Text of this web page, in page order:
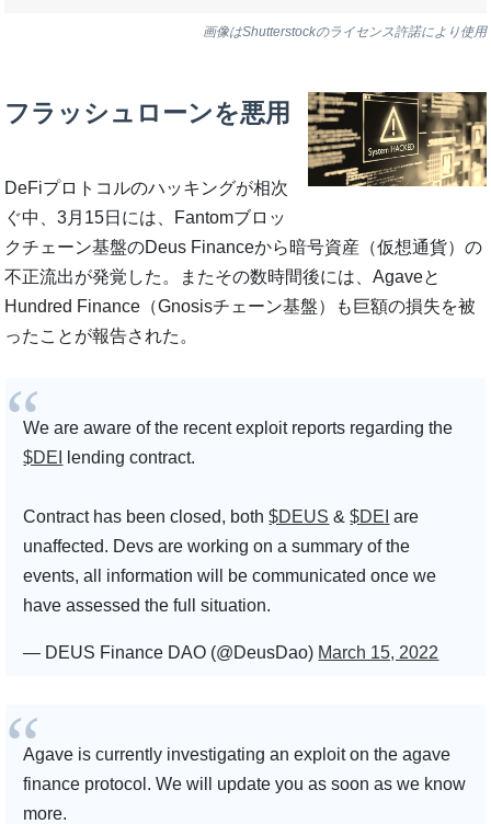
画像はShutterstockのライセンス許諾により使用
フラッシュローンを悪用
DeFiプロトコルのハッキングが相次
ぐ中、3月15日には、Fantomブロッ
クチェーン基盤のDeus Financeから暗号資産（仮想通貨）の
不正流出が発覚した。またその数時間後には、Agaveと
Hundred Finance（Gnosisチェーン基盤）も巨額の損失を被
ったことが報告された。
We are aware of the recent exploit reports regarding the
$DEI
lending contract.
Contract has been closed, both$DEUS &$DEI are
unaffected. Devs are working on a summary of the
events, all information will be communicated once we
have assessed the full situation.
— DEUS Finance DAO (@DeusDao) March 15, 2022
Agave is currently investigating an exploit on the agave
finance protocol. We will update you as soon as we know
more.